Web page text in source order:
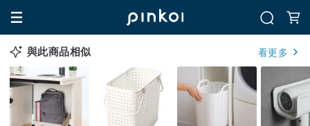
與此商品相似 看更多